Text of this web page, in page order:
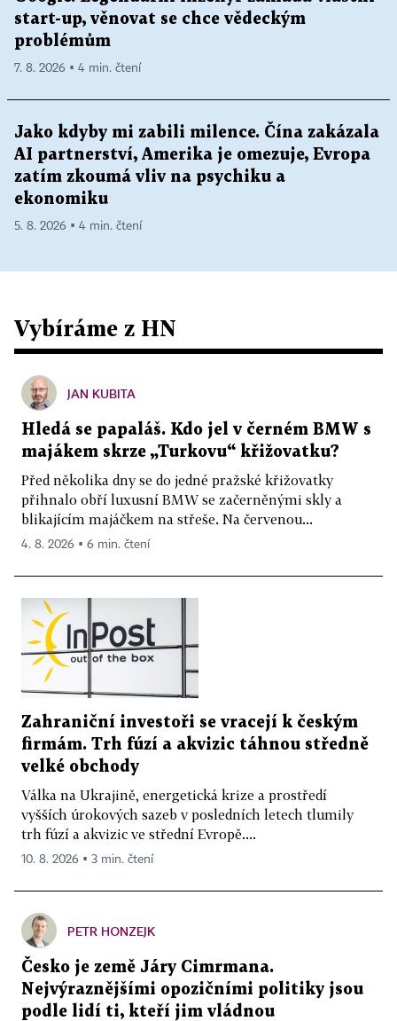
start-up, věnovat se chce vědeckým
problémům
7. 8. 2026 ▪ 4 min. čtení
Jako kdyby mi zabili milence. Čína zakázala
AI partnerství, Amerika je omezuje, Evropa
zatím zkoumá vliv na psychiku a
ekonomiku
5. 8. 2026 ▪ 4 min. čtení
Vybíráme z HN
JAN KUBITA
Hledá se papaláš. Kdo jel v černém BMW s
majákem skrze „Turkovu“ křižovatku?
Před několika dny se do jedné pražské křižovatky
přihnalo obří luxusní BMW se začerněnými skly a
blikajícím majáčkem na střeše. Na červenou...
4. 8. 2026 ▪ 6 min. čtení
Zahraniční investoři se vracejí k českým
firmám. Trh fúzí a akvizic táhnou středně
velké obchody
Válka na Ukrajině, energetická krize a prostředí
vyšších úrokových sazeb v posledních letech tlumily
trh fúzí a akvizic ve střední Evropě....
10. 8. 2026 ▪ 3 min. čtení
PETR HONZEJK
Česko je země Járy Cimrmana.
Nejvýraznějšími opozičními politiky jsou
podle lidí ti, kteří jim vládnou